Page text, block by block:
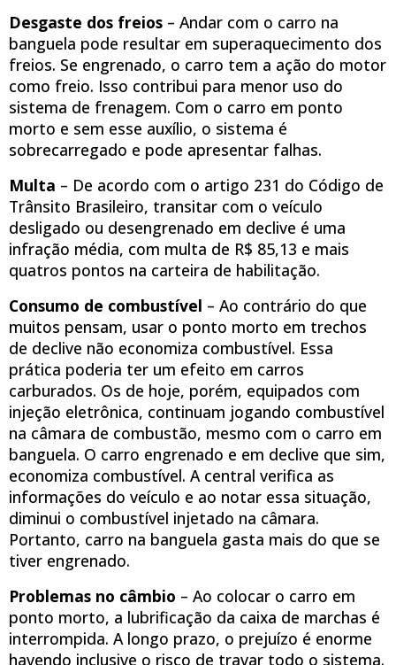
Desgaste dos freios – Andar com o carro na
banguela pode resultar em superaquecimento dos
freios. Se engrenado, o carro tem a ação do motor
como freio. Isso contribui para menor uso do
sistema de frenagem. Com o carro em ponto
morto e sem esse auxílio, o sistema é
sobrecarregado e pode apresentar falhas.
Multa – De acordo com o artigo 231 do Código de
Trânsito Brasileiro, transitar com o veículo
desligado ou desengrenado em declive é uma
infração média, com multa de R$ 85,13 e mais
quatros pontos na carteira de habilitação.
Consumo de combustível – Ao contrário do que
muitos pensam, usar o ponto morto em trechos
de declive não economiza combustível. Essa
prática poderia ter um efeito em carros
carburados. Os de hoje, porém, equipados com
injeção eletrônica, continuam jogando combustível
na câmara de combustão, mesmo com o carro em
banguela. O carro engrenado e em declive que sim,
economiza combustível. A central verifica as
informações do veículo e ao notar essa situação,
diminui o combustível injetado na câmara.
Portanto, carro na banguela gasta mais do que se
tiver engrenado.
Problemas no câmbio – Ao colocar o carro em
ponto morto, a lubrificação da caixa de marchas é
interrompida. A longo prazo, o prejuízo é enorme
havendo inclusive o risco de travar todo o sistema.